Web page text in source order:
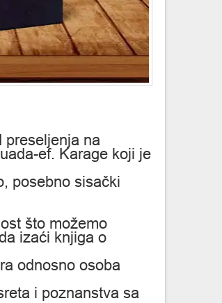
preseljenja na
ef. Karage koji je
posebno sisački
što možemo
izaći knjiga o
odnosno osoba
i poznanstva sa